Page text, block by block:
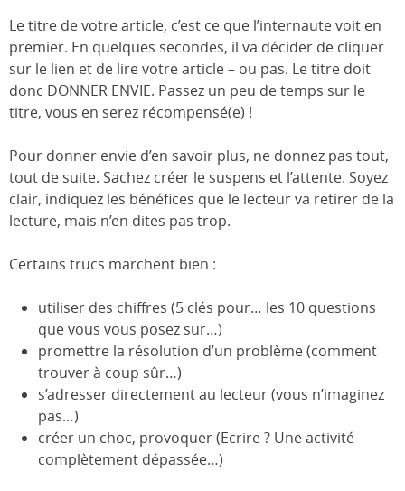
Le titre de votre article, c’est ce que l’internaute voit en
premier. En quelques secondes, il va décider de cliquer
sur le lien et de lire votre article – ou pas. Le titre doit
donc DONNER ENVIE. Passez un peu de temps sur le
titre, vous en serez récompensé(e) !
Pour donner envie d’en savoir plus, ne donnez pas tout,
tout de suite. Sachez créer le suspens et l’attente. Soyez
clair, indiquez les bénéfices que le lecteur va retirer de la
lecture, mais n’en dites pas trop.
Certains trucs marchent bien :
utiliser des chiffres (5 clés pour… les 10 questions
que vous vous posez sur…)
promettre la résolution d’un problème (comment
trouver à coup sûr…)
s’adresser directement au lecteur (vous n’imaginez
pas…)
créer un choc, provoquer (Ecrire ? Une activité
complètement dépassée…)